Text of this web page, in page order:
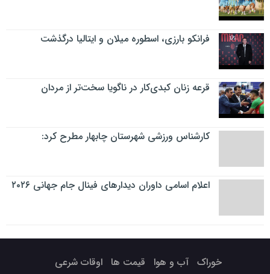
فرانکو بارزی، اسطوره میلان و ایتالیا درگذشت
قرعه زنان کبدی‌کار در ناگویا سخت‌تر از مردان
کارشناس ورزشی شهرستان چابهار مطرح کرد:
اعلام اسامی داوران دیدارهای فینال جام جهانی ۲۰۲۶
خوراک آب و هوا قیمت ها اوقات شرعی